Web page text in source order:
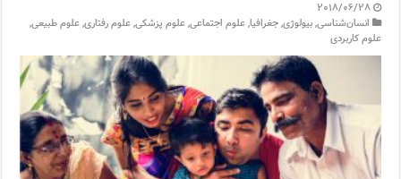
2018/06/28
انسان‌شناسی,بیولوژی,جغرافیا,علوم اجتماعی,علوم پزشکی,علوم رفتاری,علوم طبیعی,
علوم کاربردی